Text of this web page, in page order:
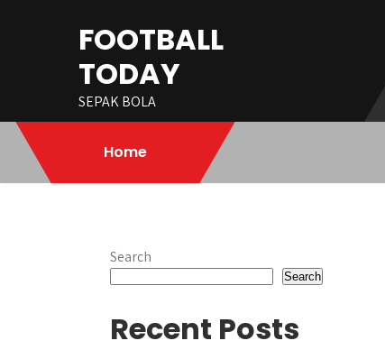
FOOTBALL
TODAY
SEPAK BOLA
Home
Search
Search
Recent Posts